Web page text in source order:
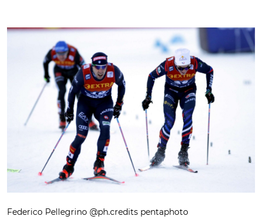
Federico Pellegrino @ph.credits pentaphoto